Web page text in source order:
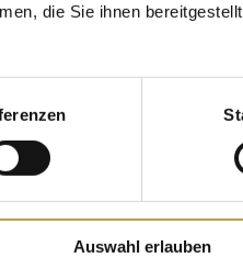
die Sie ihnen
Auswahl erlauben